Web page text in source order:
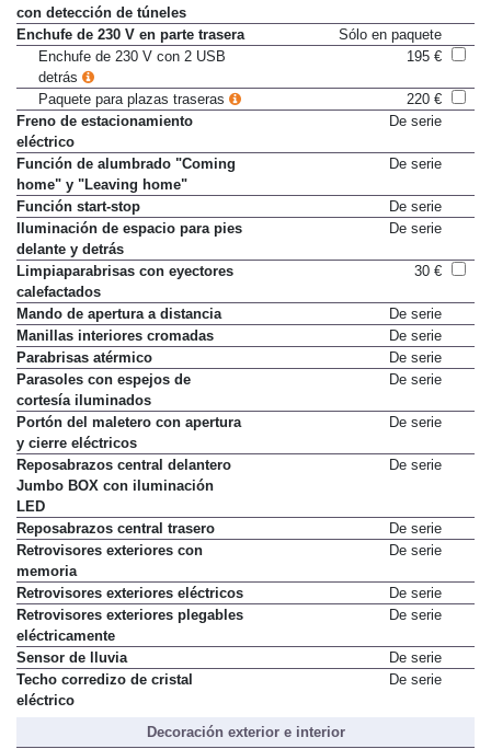
Encendido automático de faros
con detección de túneles
Enchufe de 230 V en parte trasera
Sólo en paquete
Enchufe de 230 V con 2 USB
detrás
Paquete para plazas traseras
220 €
Freno de estacionamiento
eléctrico
Función de alumbrado "Coming
home" y "Leaving home"
Función start-stop
De serie
Iluminación de espacio para pies
delante y detrás
Limpiaparabrisas con eyectores
calefactados
Mando de apertura a distancia
De serie
Manillas interiores cromadas
De serie
Parabrisas atérmico
De serie
Parasoles con espejos de
cortesía iluminados
Portón del maletero con apertura
y cierre eléctricos
Reposabrazos central delantero
Jumbo BOX con iluminación
LED
Reposabrazos central trasero
De serie
Retrovisores exteriores con
memoria
Retrovisores exteriores eléctricos
De serie
Retrovisores exteriores plegables
eléctricamente
Sensor de lluvia
De serie
Techo corredizo de cristal